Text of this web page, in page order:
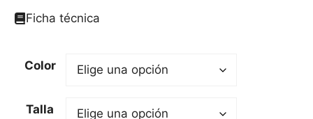
Ficha técnica
Color
Talla